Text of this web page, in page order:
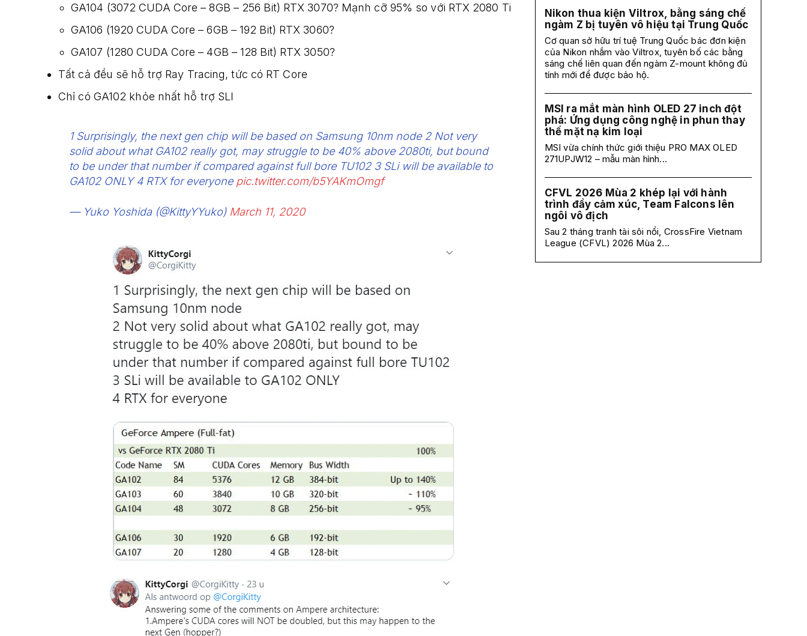
GA104 (3072 CUDA Core – 8GB – 256 Bit) RTX 3070? Mạnh cỡ 95% so với RTX 2080 Ti
GA106 (1920 CUDA Core – 6GB – 192 Bit) RTX 3060?
GA107 (1280 CUDA Core – 4GB – 128 Bit) RTX 3050?
Tất cả đều sẽ hỗ trợ Ray Tracing, tức có RT Core
Chỉ có GA102 khỏe nhất hỗ trợ SLI
1 Surprisingly, the next gen chip will be based on Samsung 10nm node 2 Not very
solid about what GA102 really got, may struggle to be 40% above 2080ti, but bound
to be under that number if compared against full bore TU102 3 SLi will be available to
GA102 ONLY 4 RTX for everyone pic.twitter.com/b5YAKmOmgf
— Yuko Yoshida (@KittyYYuko) March 11, 2020
Nikon thua kiện Viltrox, bằng sáng chế
ngàm Z bị tuyên vô hiệu tại Trung Quốc
Cơ quan sở hữu trí tuệ Trung Quốc bác đơn kiện
của Nikon nhắm vào Viltrox, tuyên bố các bằng
sáng chế liên quan đến ngàm Z-mount không đủ
tính mới để được bảo hộ.
MSI ra mắt màn hình OLED 27 inch đột
phá: Ứng dụng công nghệ in phun thay
thế mặt nạ kim loại
MSI vừa chính thức giới thiệu PRO MAX OLED
271UPJW12 – mẫu màn hình...
CFVL 2026 Mùa 2 khép lại với hành
trình đầy cảm xúc, Team Falcons lên
ngôi vô địch
Sau 2 tháng tranh tài sôi nổi, CrossFire Vietnam
League (CFVL) 2026 Mùa 2...